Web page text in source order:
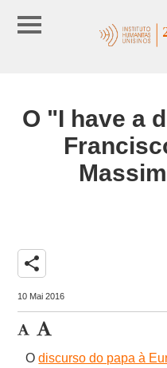
O "I have a
share
10 Mai 2016
Odiscurso do papa à